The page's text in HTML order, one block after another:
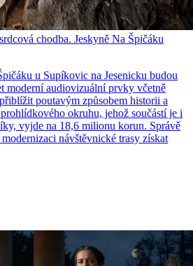
chodba. Jeskyně Na Špičáku
u Supíkovic na Jesenicku budou
moderní audiovizuální prvky včetně
poutavým způsobem historii a
okruhu, jehož součástí je i
vyjde na 18,6 milionu korun. Správě
návštěvnické trasy získat